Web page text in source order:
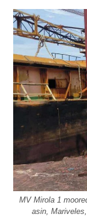
MV Mirola 1
asin,